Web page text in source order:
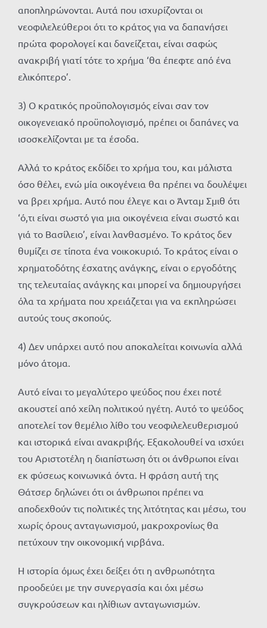
αποπληρώνονται. Αυτά που ισχυρίζονται οι
νεοφιλελεύθεροι ότι το κράτος για να δαπανήσει
πρώτα φορολογεί και δανείζεται, είναι σαφώς
ανακριβή γιατί τότε το χρήμα ‘θα έπεφτε από ένα
ελικόπτερο’.
3) Ο κρατικός προϋπολογισμός είναι σαν τον
οικογενειακό προϋπολογισμό, πρέπει οι δαπάνες να
ισοσκελίζονται με τα έσοδα.
Αλλά το κράτος εκδίδει το χρήμα του, και μάλιστα
όσο θέλει, ενώ μία οικογένεια θα πρέπει να δουλέψει
να βρει χρήμα. Αυτό που έλεγε και ο Άνταμ Σμιθ ότι
‘ό,τι είναι σωστό για μια οικογένεια είναι σωστό και
γιά το Βασίλειο’, είναι λανθασμένο. Το κράτος δεν
θυμίζει σε τίποτα ένα νοικοκυριό. Το κράτος είναι ο
χρηματοδότης έσχατης ανάγκης, είναι ο εργοδότης
της τελευταίας ανάγκης και μπορεί να δημιουργήσει
όλα τα χρήματα που χρειάζεται για να εκπληρώσει
αυτούς τους σκοπούς.
4) Δεν υπάρχει αυτό που αποκαλείται κοινωνία αλλά
μόνο άτομα.
Αυτό είναι το μεγαλύτερο ψεύδος που έχει ποτέ
ακουστεί από χείλη πολιτικού ηγέτη. Αυτό το ψεύδος
αποτελεί τον θεμέλιο λίθο του νεοφιλελευθερισμού
και ιστορικά είναι ανακριβής. Εξακολουθεί να ισχύει
του Αριστοτέλη η διαπίστωση ότι οι άνθρωποι είναι
εκ φύσεως κοινωνικά όντα. Η φράση αυτή της
Θάτσερ δηλώνει ότι οι άνθρωποι πρέπει να
αποδεχθούν τις πολιτικές της λιτότητας και μέσω, του
χωρίς όρους ανταγωνισμού, μακροχρονίως θα
πετύχουν την οικονομική νιρβάνα.
Η ιστορία όμως έχει δείξει ότι η ανθρωπότητα
προοδεύει με την συνεργασία και όχι μέσω
συγκρούσεων και ηλίθιων ανταγωνισμών.